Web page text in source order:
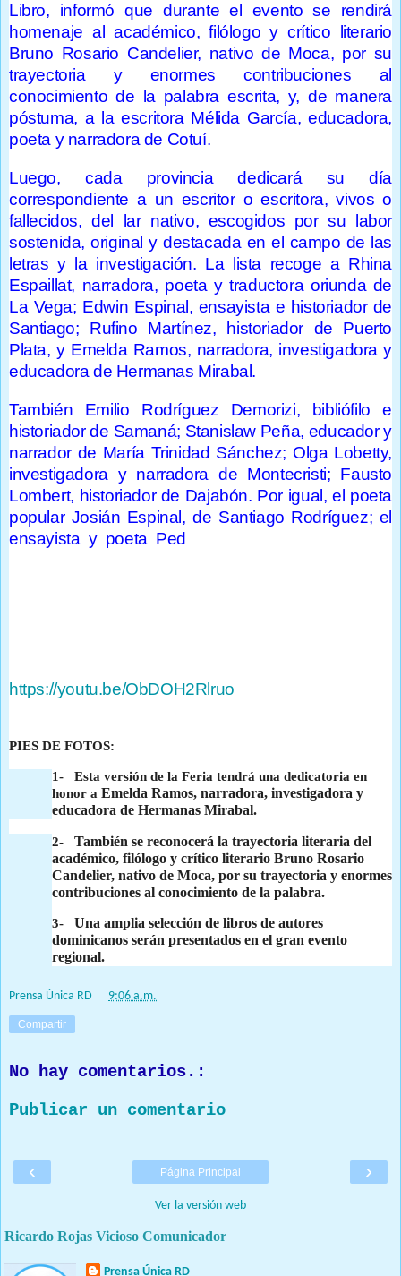
Libro, informó que durante el evento se rendirá
homenaje al académico, filólogo y crítico literario
Bruno Rosario Candelier, nativo de Moca, por su
trayectoria y enormes contribuciones al
conocimiento de la palabra escrita, y, de manera
póstuma, a la escritora Mélida García, educadora,
poeta y narradora de Cotuí.
Luego, cada provincia dedicará su día
correspondiente a un escritor o escritora, vivos o
fallecidos, del lar nativo, escogidos por su labor
sostenida, original y destacada en el campo de las
letras y la investigación. La lista recoge a Rhina
Espaillat, narradora, poeta y traductora oriunda de
La Vega; Edwin Espinal, ensayista e historiador de
Santiago; Rufino Martínez, historiador de Puerto
Plata, y Emelda Ramos, narradora, investigadora y
educadora de Hermanas Mirabal.
También Emilio Rodríguez Demorizi, bibliófilo e
historiador de Samaná; Stanislaw Peña, educador y
narrador de María Trinidad Sánchez; Olga Lobetty,
investigadora y narradora de Montecristi; Fausto
Lombert, historiador de Dajabón. Por igual, el poeta
popular Josián Espinal, de Santiago Rodríguez; el
ensayista y poeta Ped
https://youtu.be/ObDOH2Rlruo
PIES DE FOTOS:
1-
Esta versión de la Feria tendrá una dedicatoria en
honor a Emelda Ramos, narradora, investigadora y
educadora de Hermanas Mirabal.
2-
También se reconocerá la trayectoria literaria del
académico, filólogo y crítico literario Bruno Rosario
Candelier, nativo de Moca, por su trayectoria y enormes
contribuciones al conocimiento de la palabra.
3-
Una amplia selección de libros de autores
dominicanos serán presentados en el gran evento
regional.
Prensa Única RD 9:06 a.m.
Compartir
No hay comentarios.:
Publicar un comentario
‹ ›
Página Principal
Ver la versión web
Ricardo Rojas Vicioso Comunicador
Prensa Única RD